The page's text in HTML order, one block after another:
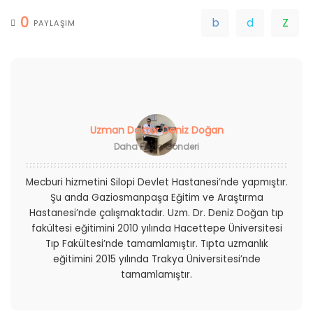
0 PAYLAŞIM
Uzman Doktor Deniz Doğan
Daha Fazla Gönderi
Mecburi hizmetini Silopi Devlet Hastanesi’nde yapmıştır.
Şu anda Gaziosmanpaşa Eğitim ve Araştırma
Hastanesi’nde çalışmaktadır. Uzm. Dr. Deniz Doğan tıp
fakültesi eğitimini 2010 yılında Hacettepe Üniversitesi
Tıp Fakültesi’nde tamamlamıştır. Tıpta uzmanlık
eğitimini 2015 yılında Trakya Üniversitesi’nde
tamamlamıştır.